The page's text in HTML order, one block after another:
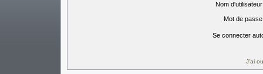
Nom
Mot de
Se connecter
J'ai